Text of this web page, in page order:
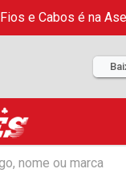
Fios e Cabos é na